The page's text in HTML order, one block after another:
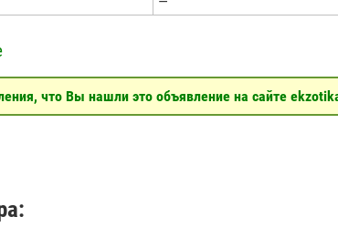
что Вы нашли это объявление на сайте